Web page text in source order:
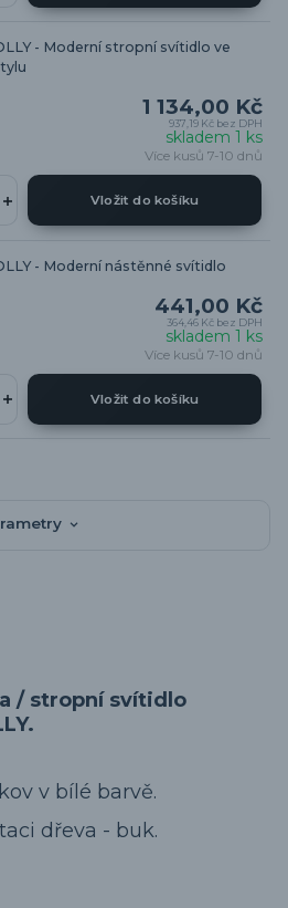
- Moderní stropní svítidlo ve
1 134,00 Kč
937,19 Kč bez DPH
skladem 1 ks
Více kusů 7-10 dnů
Vložit do košíku
- Moderní nástěnné svítidlo
441,00 Kč
364,46 Kč bez DPH
skladem 1 ks
Více kusů 7-10 dnů
Vložit do košíku
/ stropní svítidlo
v bílé barvě.
dřeva - buk.